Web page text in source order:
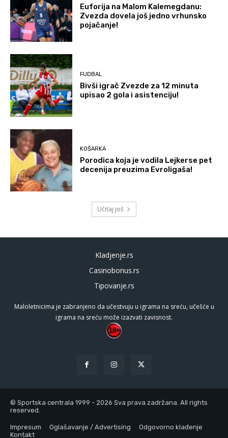
Euforija na Malom Kalemegdanu:
Zvezda dovela još jedno vrhunsko
pojačanje!
FUDBAL
Bivši igrač Zvezde za 12 minuta
upisao 2 gola i asistenciju!
KOŠARKA
Porodica koja je vodila Lejkerse pet
decenija preuzima Evroligaša!
Učitaj još
Kladjenje.rs
Casinobonus.rs
Tipovanje.rs
Maloletnicima je zabranjeno da učestvuju u igrama na sreću, učešće u
igrama na sreću može izazvati zavisnost.
© Sportska centrala 1999 - 2026 Sva prava zadržana. All rights
reserved.
Impresum Oglašavanje / Advertising
Odgovorno klađenje
Kontakt